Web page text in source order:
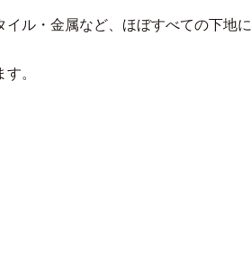
ル・金属など、ほぼすべての下地に
。